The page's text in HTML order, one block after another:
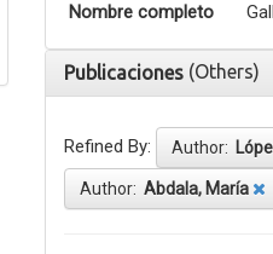
Nombre completo
Publicaciones (Others)
Refined By: Author:
Author: Abdala, María